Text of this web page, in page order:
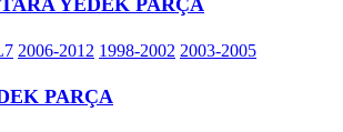
YEDEK PARÇA
2006-2012 1998-2002 2003-2005
PARÇA